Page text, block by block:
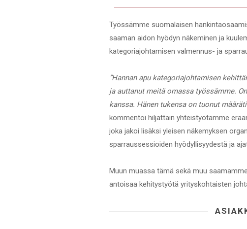
Työssämme suomalaisen
saaman aidon hyödyn näkeminen ja
kategoriajohtamisen valmennus- ja
”Hannan apu kategoriajohtamisen
ja auttanut meitä omassa työssämme.
kanssa. Hänen tukensa on tuonut
kommentoi hiljattain yhteistyötämme
joka jakoi lisäksi yleisen näkemyksen
sparraussessioiden hyödyllisyydestä ja
Muun muassa tämä sekä muu
antoisaa kehitystyötä yrityskohtaisten